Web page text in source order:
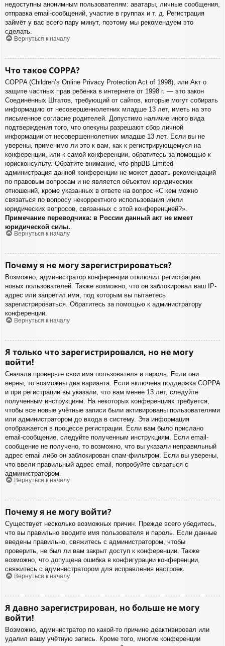
недоступны анонимным пользователям: аватары, личные сообщения,
отправка email-сообщений, участие в группах и т. д. Регистрация
займёт у вас всего пару минут, поэтому мы рекомендуем это
сделать.
Вернуться к началу
Что такое COPPA?
COPPA (Children’s Online Privacy Protection Act of 1998), или Акт о
защите частных прав ребёнка в интернете от 1998 г. — это закон
Соединённых Штатов, требующий от сайтов, которые могут собирать
информацию от несовершеннолетних младше 13 лет, иметь на это
письменное согласие родителей. Допустимо наличие иного вида
подтверждения того, что опекуны разрешают сбор личной
информации от несовершеннолетних младше 13 лет. Если вы не
уверены, применимо ли это к вам, как к регистрирующемуся на
конференции, или к самой конференции, обратитесь за помощью к
юрисконсульту. Обратите внимание, что phpBB Limited
администрация данной конференции не может давать рекомендаций
по правовым вопросам и не является объектом юридических
отношений, кроме указанных в ответе на вопрос «С кем можно
связаться по вопросу некорректного использования и/или
юридических вопросов, связанных с этой конференцией?».
Примечание переводчика: в России данный акт не имеет
юридической силы.
Вернуться к началу
Почему я не могу зарегистрироваться?
Возможно, администратор конференции отключил регистрацию
новых пользователей. Также возможно, что он заблокировал ваш IP-
адрес или запретил имя, под которым вы пытаетесь
зарегистрироваться. Обратитесь за помощью к администратору
конференции.
Вернуться к началу
Я только что зарегистрировался, но не могу
войти!
Сначала проверьте свои имя пользователя и пароль. Если они
верны, то возможны два варианта. Если включена поддержка COPPA
и при регистрации вы указали, что вам менее 13 лет, следуйте
полученным инструкциям. На некоторых конференциях требуется,
чтобы все новые учётные записи были активированы пользователями
или администратором до входа в систему. Эта информация
отображается в процессе регистрации. Если вам было прислано
email-сообщение, следуйте полученным инструкциям. Если email-
сообщение не получено, то возможно, что вы указали неправильный
адрес email либо он заблокирован спам-фильтром. Если вы уверены,
что ввели правильный адрес email, попробуйте связаться с
администратором.
Вернуться к началу
Почему я не могу войти?
Существует несколько возможных причин. Прежде всего убедитесь,
что вы правильно вводите имя пользователя и пароль. Если данные
введены правильно, свяжитесь с администратором, чтобы
проверить, не был ли вам закрыт доступ к конференции. Также
возможно, что допущена ошибка в конфигурации конференции,
свяжитесь с администратором для исправления настроек.
Вернуться к началу
Я давно зарегистрирован, но больше не могу
войти!
Возможно, администратор по какой-то причине деактивировал или
удалил вашу учётную запись. Кроме того, многие конференции